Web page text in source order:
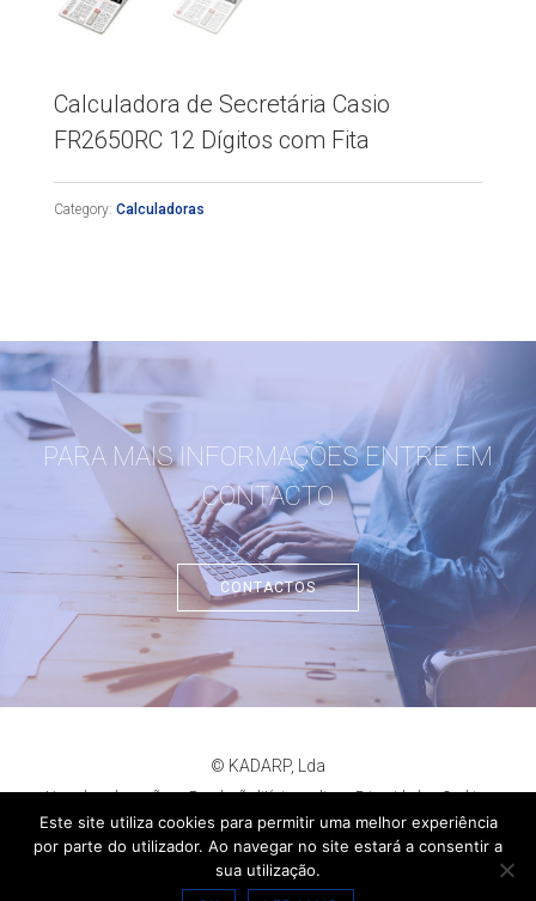
Calculadora de Secretária Casio
FR2650RC 12 Dígitos com Fita
Category: Calculadoras
PARA MAIS INFORMAÇÕES ENTRE EM
CONTACTO
CONTACTOS
© KADARP, Lda
Livro de reclamações Resolução litígios online Privacidade
Cookies
criação de sites:criativo.net
Este site utiliza cookies para permitir uma melhor experiência
por parte do utilizador. Ao navegar no site estará a consentir a
sua utilização.